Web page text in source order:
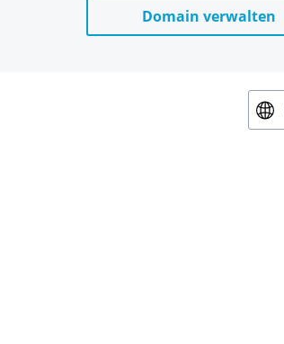
Domain verwalten